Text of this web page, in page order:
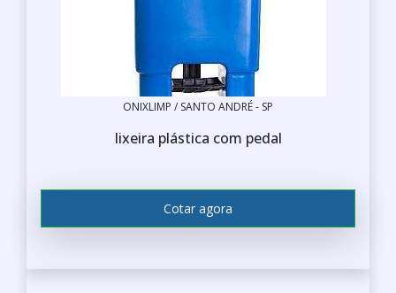
ONIXLIMP / SANTO ANDRÉ - SP
lixeira plástica com pedal
Cotar agora